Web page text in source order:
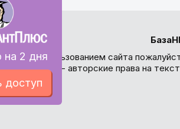
на 2 дня
доступ
Перед использованием сайта
внимание - авторские права на